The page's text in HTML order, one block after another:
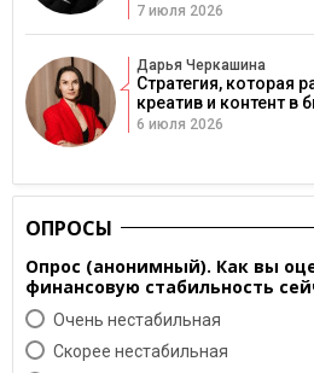
7 июля 2026
Дарья Черкашина
Стратегия, которая
креатив и контент в
6 июля 2026
ОПРОСЫ
Опрос (анонимный). Как вы
финансовую стабильность
Очень нестабильная
Скорее нестабильная